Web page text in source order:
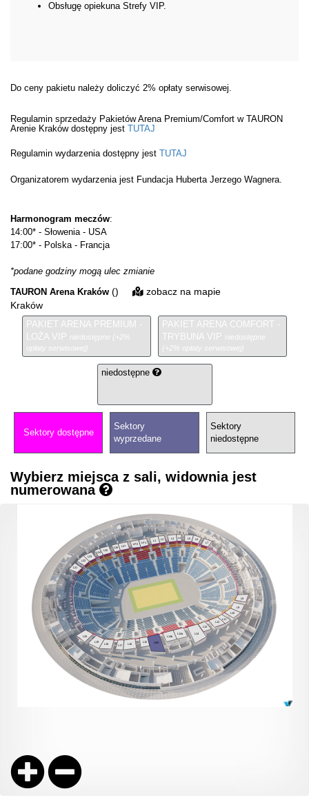
Obsługę opiekuna Strefy VIP.
Do ceny pakietu należy doliczyć 2% opłaty serwisowej.
Regulamin sprzedaży Pakietów Arena Premium/Comfort w TAURON
Arenie Kraków dostępny jest TUTAJ
Regulamin wydarzenia dostępny jest TUTAJ
Organizatorem wydarzenia jest Fundacja Huberta Jerzego Wagnera.
Harmonogram meczów:
14:00* - Słowenia - USA
17:00* - Polska - Francja
*podane godziny mogą ulec zmianie
TAURON Arena Kraków ()
Kraków
zobacz na mapie
PAKIET ARENA PREMIUM -
LOŻA VIP niedostępne (+2%
opłaty serwisowej)
PAKIET ARENA COMFORT -
TRYBUNA VIP niedostępne
(+2% opłaty serwisowej)
niedostępne
Sektory dostępne
Sektory
wyprzedane
Sektory
niedostępne
Wybierz miejsca z sali, widownia jest
numerowana